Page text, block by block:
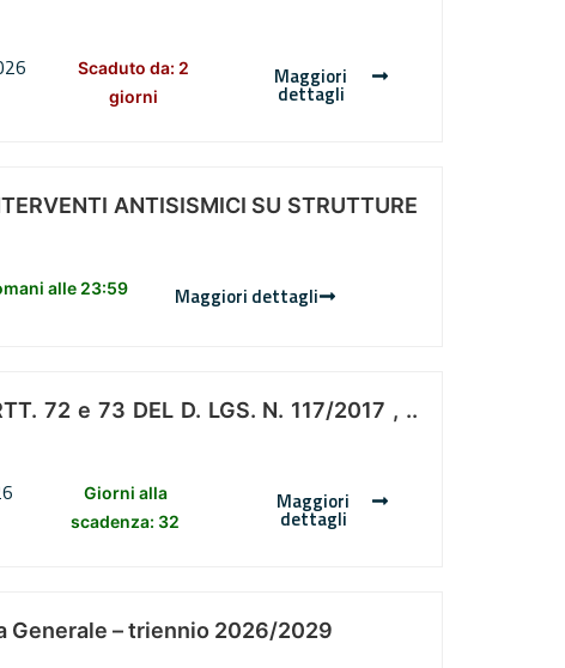
Scaduto da: 2
giorni
Maggiori
dettagli
ANTISISMICI SU STRUTTURE
alle 23:59 Maggiori dettagli
72 e 73 DEL D. LGS. N. 117/2017 , ..
Giorni alla
scadenza: 32
Maggiori
dettagli
Generale – triennio 2026/2029